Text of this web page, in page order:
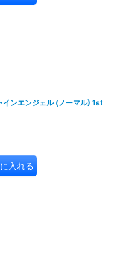
ンエンジェル (ノーマル) 1st
入れる